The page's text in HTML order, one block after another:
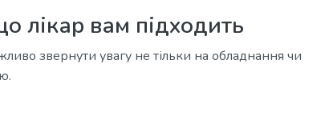
лікар вам підходить
звернути увагу не тільки на обладнання чи